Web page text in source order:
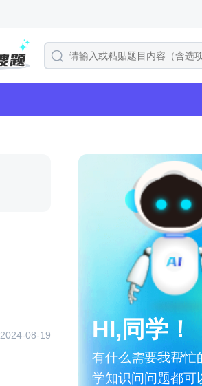
2024-08-19 HI,同学！
有什么需要我帮忙
学知识问问题都可